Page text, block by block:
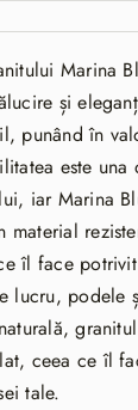
Marina
și
punând în
este
iar Marina
material
îl face
lucru, podele
ceea ce îl
tale.